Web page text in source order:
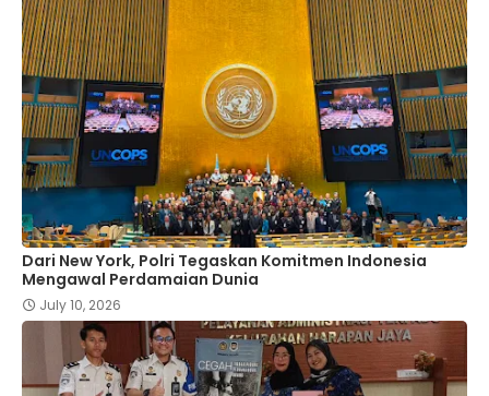
Dari New York, Polri Tegaskan Komitmen Indonesia
Mengawal Perdamaian Dunia
July 10, 2026